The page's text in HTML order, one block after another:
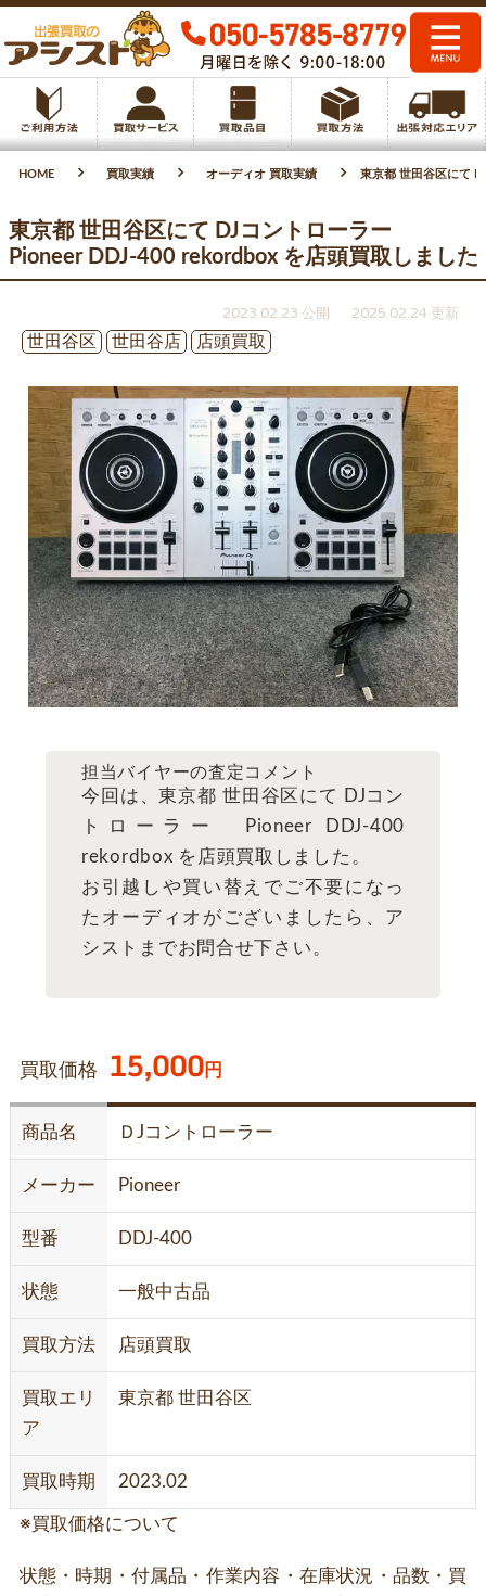
HOME 買取実績 オーディオ 買取実績 東京都 世田谷区にて
東京都 世田谷区にて DJコントローラー
Pioneer DDJ-400 rekordbox を店頭買取しました
2023.02.23 公開
2025.02.24 更新
世田谷区
世田谷店 店頭買取
担当バイヤーの査定コメント
今回は、東京都 世田谷区にて DJコン
トローラー Pioneer DDJ-400
rekordbox を店頭買取しました。
お引越しや買い替えでご不要になっ
たオーディオがございましたら、ア
シストまでお問合せ下さい。
買取価格 15,000円
商品名 ＤJコントローラー
メーカー Pioneer
型番 DDJ-400
状態 一般中古品
買取方法 店頭買取
買取エリ
ア
東京都 世田谷区
買取時期 2023.02
※買取価格について
状態・時期・付属品・作業内容・在庫状況・品数・買